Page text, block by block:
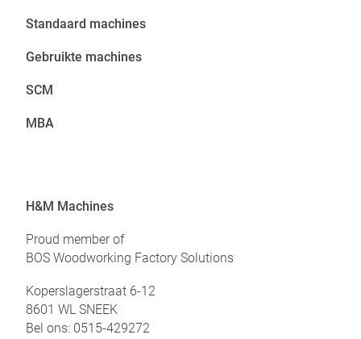
Standaard machines
Gebruikte machines
SCM
MBA
H&M Machines
Proud member of
BOS Woodworking Factory Solutions
Koperslagerstraat 6-12
8601 WL SNEEK
Bel ons: 0515-429272